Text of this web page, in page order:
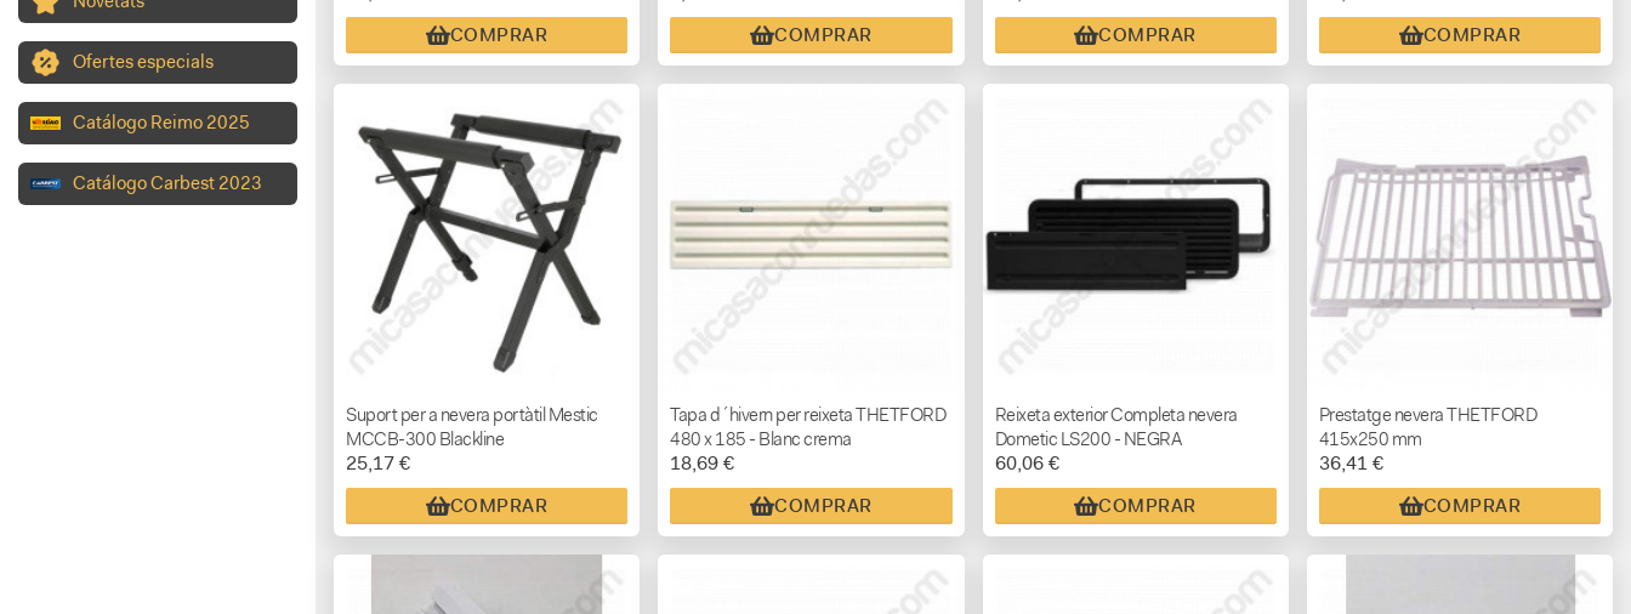
Ofertes especials
Catálogo Reimo 2025
Catálogo Carbest 2023
COMPRAR COMPRAR COMPRAR COMPRAR
Suport per a nevera portàtil Mestic
MCCB-300 Blackline
25,17 €
COMPRAR
Tapa d´hivern per reixeta THETFORD
480 x 185 - Blanc crema
18,69 €
COMPRAR
Reixeta exterior Completa nevera
Dometic LS200 - NEGRA
60,06 €
COMPRAR
Prestatge nevera THETFORD
415x250 mm
36,41 €
COMPRAR